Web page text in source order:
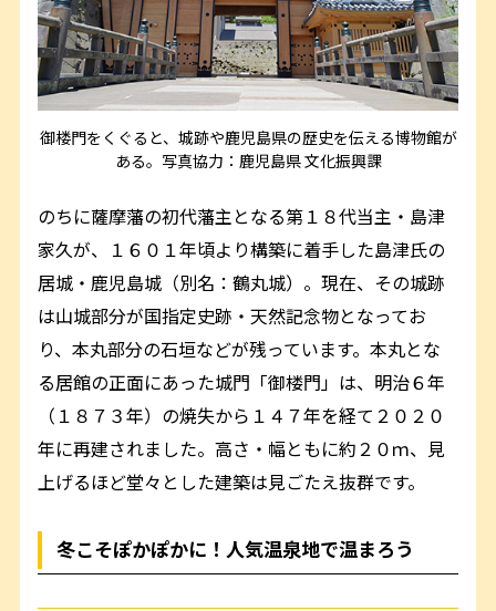
御楼門をくぐると、城跡や鹿児島県の歴史を伝える博物館が
ある。写真協力：鹿児島県 文化振興課
のちに薩摩藩の初代藩主となる第１８代当主・島津
家久が、１６０１年頃より構築に着手した島津氏の
居城・鹿児島城（別名：鶴丸城）。現在、その城跡
は山城部分が国指定史跡・天然記念物となってお
り、本丸部分の石垣などが残っています。本丸とな
る居館の正面にあった城門「御楼門」は、明治６年
（１８７３年）の焼失から１４７年を経て２０２０
年に再建されました。高さ・幅ともに約２０ｍ、見
上げるほど堂々とした建築は見ごたえ抜群です。
冬こそぽかぽかに！人気温泉地で温まろう